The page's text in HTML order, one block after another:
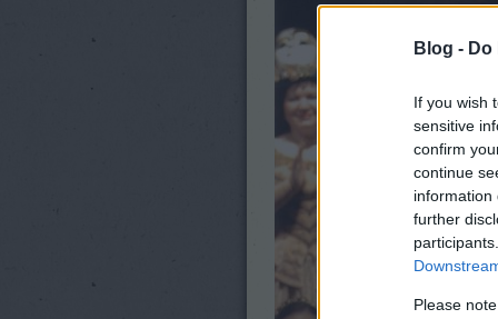
Blog -
If you wish
sensitive
confirm
continue
information
further
Please